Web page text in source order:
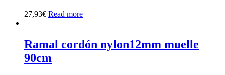
27,93€ Read more
Ramal cordón nylon12mm muelle
90cm